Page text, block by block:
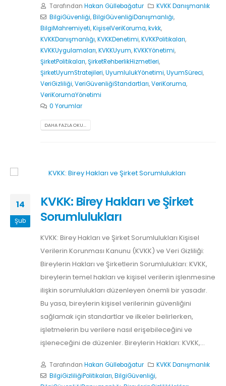
Tarafından Hakan Güllebağatur
KVKK Danışmanlık
BilgiGüvenliği,BilgiGüvenliğiDanışmanlığı,
BilgiMahremiyeti,KişiselVeriKoruma,kvkk,
KVKKDanışmanlığı,KVKKDenetimi,KVKKPolitikaları,
KVKKUygulamaları,KVKKUyum,KVKKYönetimi,
ŞirketPolitikaları,ŞirketRehberlikHizmetleri,
ŞirketUyumStratejileri,UyumlulukYönetimi,UyumSüreci,
VeriGizliliği,VeriGüvenliğiStandartları,VeriKoruma,
VeriKorumaYönetimi
0 Yorumlar
DAHA FAZLA OKU...
14
Şub
KVKK: Birey Hakları ve Şirket
Sorumlulukları
KVKK: Birey Hakları ve Şirket Sorumlulukları Kişisel
Verilerin Korunması Kanunu (KVKK) ve Veri Gizliliği:
Bireylerin Hakları ve Şirketlerin Sorumlulukları: KVKK,
bireylerin temel hakları ve kişisel verilerin işlenmesine
ilişkin sorumlulukları düzenleyen önemli bir yasadır.
Bu yasa, bireylerin kişisel verilerinin güvenliğini
sağlamak için standartlar ve ilkeler belirlerken,
işletmelerin bu verilere nasıl erişebileceğini ve
işleneceğini de düzenler. Bireylerin Hakları: KVKK,...
Tarafından Hakan Güllebağatur
KVKK Danışmanlık
BilgiGizliliğiPolitikaları,BilgiGüvenliği,